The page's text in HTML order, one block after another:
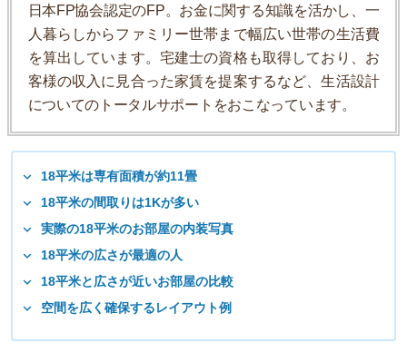
日本FP協会認定のFP。お金に関する知識を活かし、一
人暮らしからファミリー世帯まで幅広い世帯の生活費
を算出しています。宅建士の資格も取得しており、お
客様の収入に見合った家賃を提案するなど、生活設計
についてのトータルサポートをおこなっています。
18平米は専有面積が約11畳
18平米の間取りは1Kが多い
実際の18平米のお部屋の内装写真
18平米の広さが最適の人
18平米と広さが近いお部屋の比較
空間を広く確保するレイアウト例